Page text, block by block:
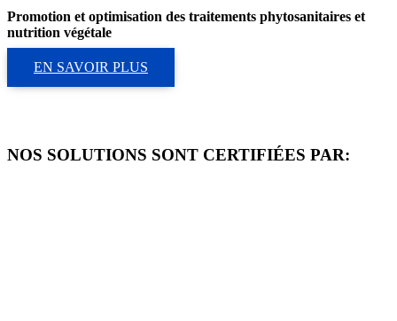
Promotion et optimisation des traitements phytosanitaires et
nutrition végétale
EN SAVOIR PLUS
NOS SOLUTIONS SONT CERTIFIÉES PAR: